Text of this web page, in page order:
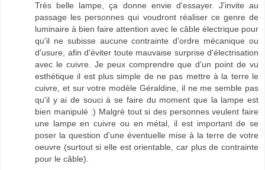
Très belle lampe, ça donne envie d'essayer. J'invite au
passage les personnes qui voudront réaliser ce genre de
luminaire à bien faire attention avec le câble électrique pour
qu'il ne subisse aucune contrainte d'ordre mécanique ou
d'usure, afin d'éviter toute mauvaise surprise d'électrisation
avec le cuivre. Je peux comprendre que d'un point de vu
esthétique il est plus simple de ne pas mettre à la terre le
cuivre, et sur votre modèle Géraldine, il ne me semble pas
qu'il y ai de souci à se faire du moment que la lampe est
bien manipulé :) Malgré tout si des personnes veulent faire
une lampe en cuivre ou en métal, il est important de se
poser la question d'une éventuelle mise à la terre de votre
oeuvre (surtout si elle est orientable, car plus de contrainte
pour le câble).